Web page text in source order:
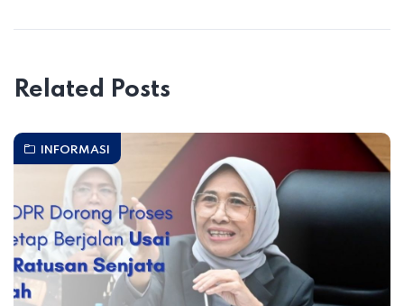
Related Posts
INFORMASI